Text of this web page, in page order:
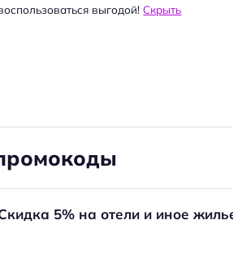
выгодой!Скрыть
5% на отели и иное